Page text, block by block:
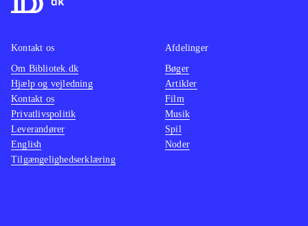
Kontakt os
Om Bibliotek.dk
Hjælp og vejledning
Kontakt os
Privatlivspolitik
Leverandører
English
Tilgængelighedserklæring
Afdelinger
Bøger
Artikler
Film
Musik
Spil
Noder